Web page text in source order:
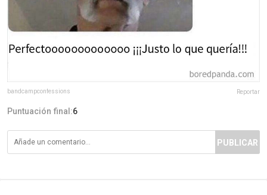
bandcampconfessions Reportar
Puntuación final:6
PUBLICAR